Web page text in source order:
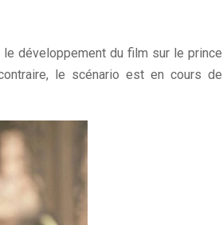
le développement du film sur le prince
le scénario est en cours de